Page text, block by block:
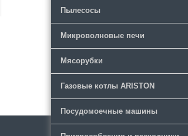
Пылесосы
Микроволновые печи
Мясорубки
Газовые котлы ARISTON
Посудомоечные машины